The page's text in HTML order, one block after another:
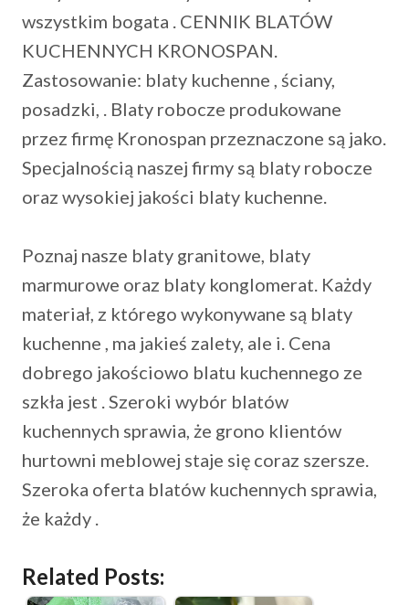
wszystkim bogata . CENNIK BLATÓW
KUCHENNYCH KRONOSPAN.
Zastosowanie: blaty kuchenne , ściany,
posadzki, . Blaty robocze produkowane
przez firmę Kronospan przeznaczone są jako.
Specjalnością naszej firmy są blaty robocze
oraz wysokiej jakości blaty kuchenne.
Poznaj nasze blaty granitowe, blaty
marmurowe oraz blaty konglomerat. Każdy
materiał, z którego wykonywane są blaty
kuchenne , ma jakieś zalety, ale i. Cena
dobrego jakościowo blatu kuchennego ze
szkła jest . Szeroki wybór blatów
kuchennych sprawia, że grono klientów
hurtowni meblowej staje się coraz szersze.
Szeroka oferta blatów kuchennych sprawia,
że każdy .
Related Posts: